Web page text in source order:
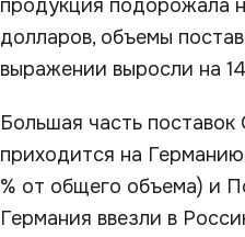
продукция подорожала
долларов, объемы
выражении выросли на
Большая часть
приходится на
% от общего объема) и
Германия ввезли в